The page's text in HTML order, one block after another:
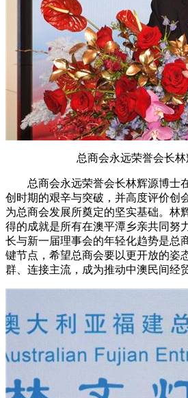
总商会永远荣誉会长
总商会永远荣誉会长林辉源博士
创时期的艰辛与突破，并高度评价创
为总商会发展所奠定的坚实基础。林
得的成就是所有在澳平潭乡亲共同努
长与新一届理事会的年轻化趋势是总
键节点，希望总商会要以更开放的姿
群、连接主流，成为推动中澳民间经